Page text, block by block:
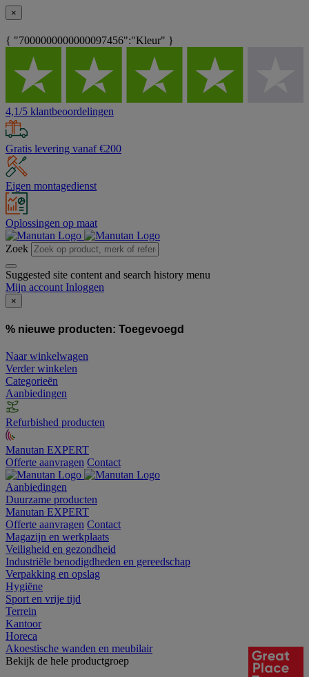
×
{ "7000000000000097456":"Kleur" }
4,1/5 klantbeoordelingen
Gratis levering vanaf €200
Eigen montagedienst
Oplossingen op maat
Zoek
Suggested site content and search history menu
Mijn account Inloggen
×
% nieuwe producten: Toegevoegd
Naar winkelwagen
Verder winkelen
Categorieën
Aanbiedingen
Refurbished producten
Manutan EXPERT
Offerte aanvragen Contact
Aanbiedingen
Duurzame producten
Manutan EXPERT
Offerte aanvragen Contact
Magazijn en werkplaats
Veiligheid en gezondheid
Industriële benodigdheden en gereedschap
Verpakking en opslag
Hygiëne
Sport en vrije tijd
Terrein
Kantoor
Horeca
Akoestische wanden en meubilair
Bekijk de hele productgroep